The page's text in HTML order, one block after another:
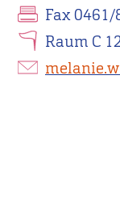
Fax 0461/
Raum C